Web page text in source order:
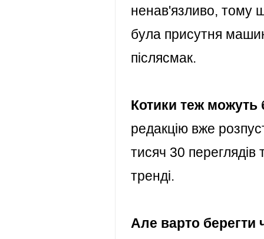
ненав'язливо, тому
була присутня
післясмак.
Котики теж можуть
редакцію вже
тисяч 30
тренді.
Але варто берегти